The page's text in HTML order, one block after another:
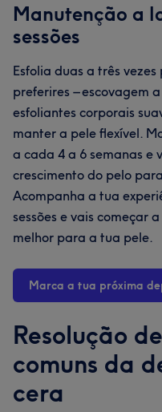
Manutenção a
sessões
Esfolia duas a três
preferires – escovagem
esfoliantes corporais
manter a pele flexível.
a cada 4 a 6 semanas e
crescimento do pelo
Acompanha a tua
sessões e vais começar
melhor para a tua pele.
Marca a tua próxima
Resolução
comuns da
cera